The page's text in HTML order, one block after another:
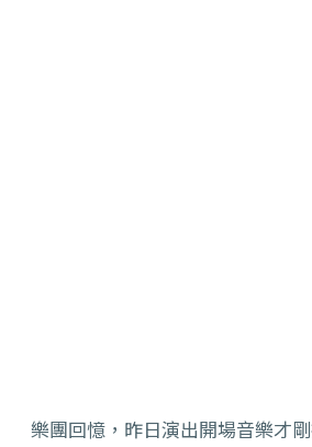
樂團回憶，昨日演出開場音樂才